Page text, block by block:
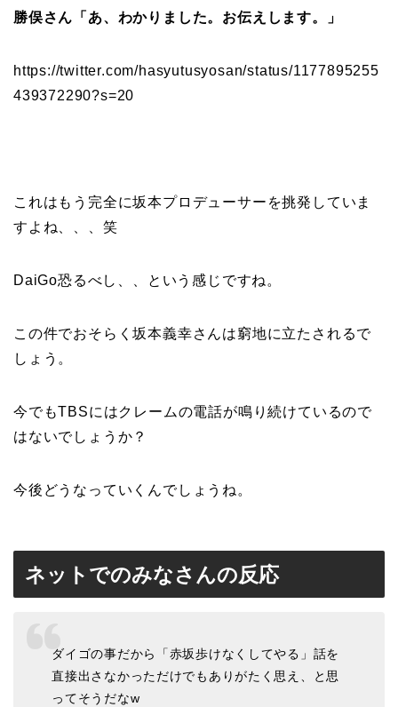
勝俣さん「あ、わかりました。お伝えします。」
https://twitter.com/hasyutusyosan/status/1177895255
439372290?s=20
これはもう完全に坂本プロデューサーを挑発していま
すよね、、、笑
DaiGo恐るべし、、という感じですね。
この件でおそらく坂本義幸さんは窮地に立たされるで
しょう。
今でもTBSにはクレームの電話が鳴り続けているので
はないでしょうか？
今後どうなっていくんでしょうね。
ネットでのみなさんの反応
ダイゴの事だから「赤坂歩けなくしてやる」話を
直接出さなかっただけでもありがたく思え、と思
ってそうだなw